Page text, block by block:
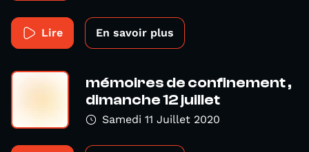
Lire En savoir plus
mémoires de confinement ,
dimanche 12 juillet
Samedi 11 Juillet 2020